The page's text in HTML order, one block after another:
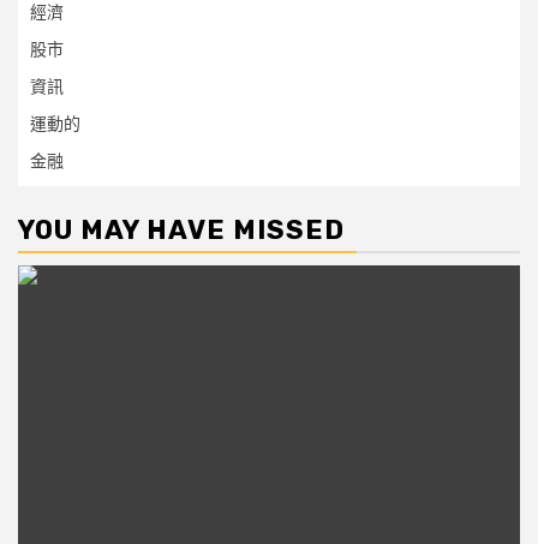
經濟
股市
資訊
運動的
金融
YOU MAY HAVE MISSED